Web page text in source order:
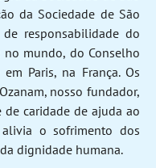
da Sociedade de São
responsabilidade do
mundo, do Conselho
Paris, na França. Os
nosso fundador,
de caridade de ajuda ao
alivia o sofrimento dos
dignidade humana.